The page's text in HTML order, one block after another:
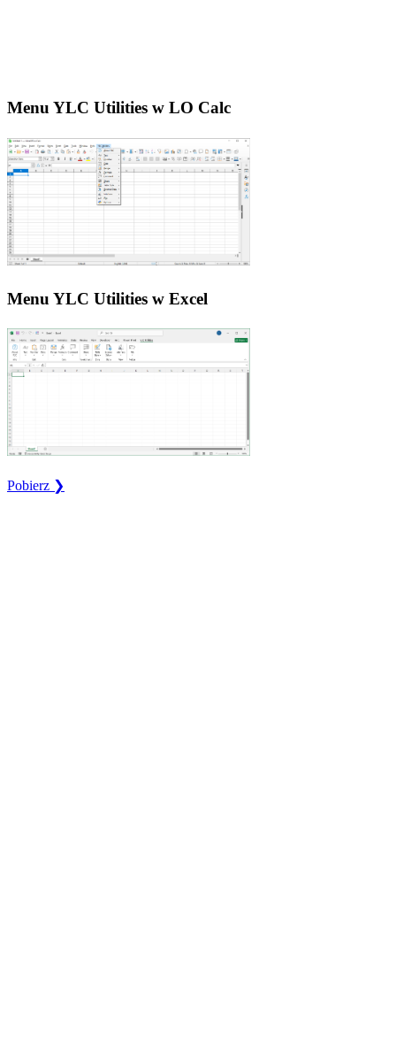
Menu YLC Utilities w LO Calc
Menu YLC Utilities w Excel
Pobierz ❯